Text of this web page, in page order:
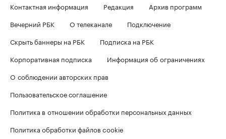
Контактная информация Редакция
Архив программ
Вечерний РБК
О телеканале
Подключение
Скрыть баннеры на РБК
Подписка на РБК
Корпоративная подписка
Информация об ограничениях
О соблюдении авторских прав
Пользовательское соглашение
Политика в отношении обработки персональных данных
Политика обработки файлов cookie